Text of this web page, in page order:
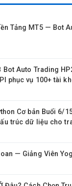
Tảng MT5 — Bot
Bot Auto Trading
phục vụ 100+ tài
Cơ bản Buổi 6/
trúc dữ liệu cho
— Giảng Viên